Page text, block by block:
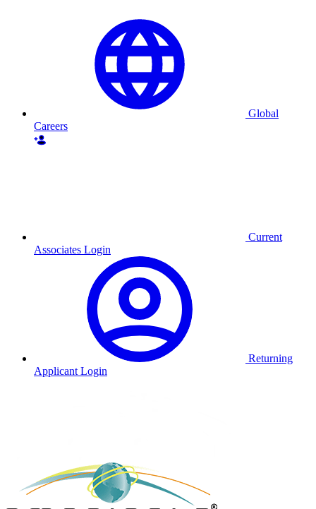
Global
Careers
Current
Associates Login
Returning
Applicant Login